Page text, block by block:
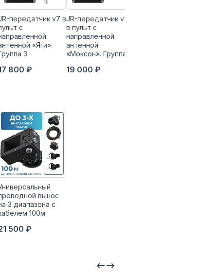
передатчик v7 в
с
«Яги».
3
800 ₽
JR-передатчик v7
в пульт с
направленной
антенной
«Моксон». Группа 4
19 000 ₽
вынос
3 диапазона с
100м
500 ₽